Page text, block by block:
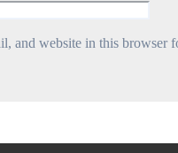
and website in this browser